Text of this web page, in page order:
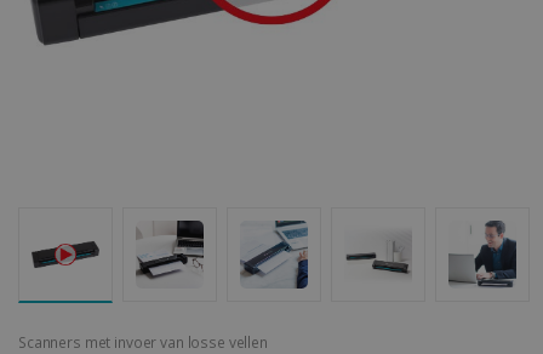
Scanners met invoer van losse vellen